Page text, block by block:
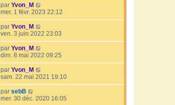
par Yvon_M
mer. 1 févr. 2023 22:12
par Yvon_M
ven. 3 juin 2022 23:03
par Yvon_M
dim. 8 mai 2022 09:25
par Yvon_M
sam. 22 mai 2021 19:10
par sebB
mer. 30 déc. 2020 16:05